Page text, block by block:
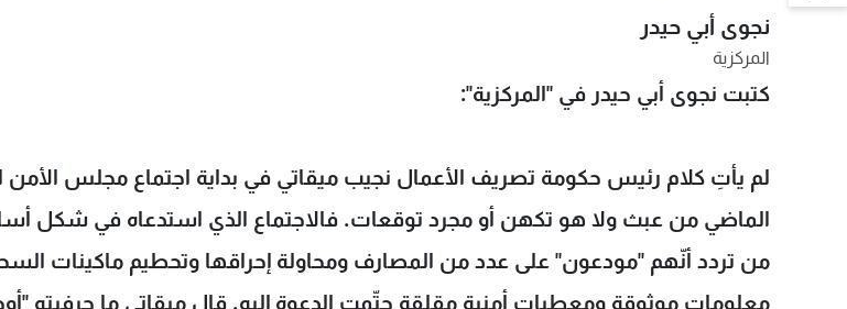
نجوى أبي حيدر
المركزية
كتبت نجوى أبي حيدر في "المركزية":
لم يأتِ كلام رئيس حكومة تصريف الأعمال نجيب ميقاتي في بداية اجتماع مجلس الأمن
الماضي من عبث ولا هو تكهن أو مجرد توقعات. فالاجتماع الذي استدعاه في شكل
من تردد أنّهم "مودعون" على عدد من المصارف ومحاولة إحراقها وتحطيم ماكينات
معلومات موثوقة ومعطيات أمنية مقلقة حتّمت الدعوة إليه. قال ميقاتي ما حرفيته